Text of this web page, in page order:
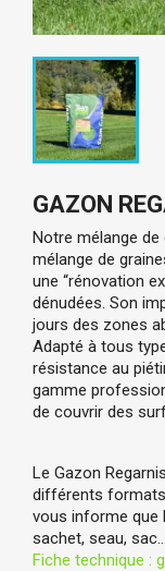
GAZON
Notre mélange
mélange de
une “rénovation
dénudées. Son
jours des zones
Adapté à tous
résistance au
gamme
de couvrir des
Le Gazon
différents formats
vous informe que
sachet, seau,
Fiche technique :